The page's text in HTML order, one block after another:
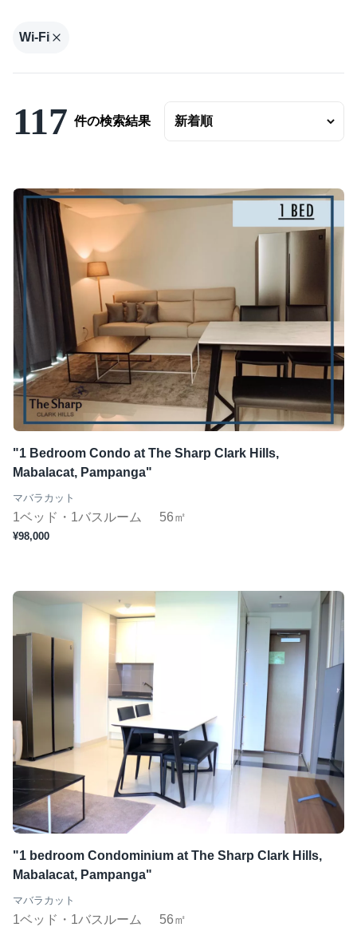
こだわり条件
プールつき
Wifi完備
コンシェルジュ
短期（１ヶ月〜）
この条件で検索
Wi-Fi
117 件の検索結果
"1 Bedroom Condo at The Sharp Clark Hills,
Mabalacat, Pampanga"
マバラカット
1ベッド・1バスルーム 56㎡
¥98,000
"1 bedroom Condominium at The Sharp Clark Hills,
Mabalacat, Pampanga"
マバラカット
1ベッド・1バスルーム 56㎡